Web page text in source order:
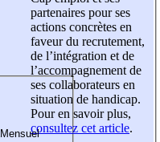
partenaires pour ses
actions concrètes en
faveur du recrutement,
de l’intégration et de
l’accompagnement de
ses collaborateurs en
situation de handicap.
Pour en savoir plus,
consultez cet article.